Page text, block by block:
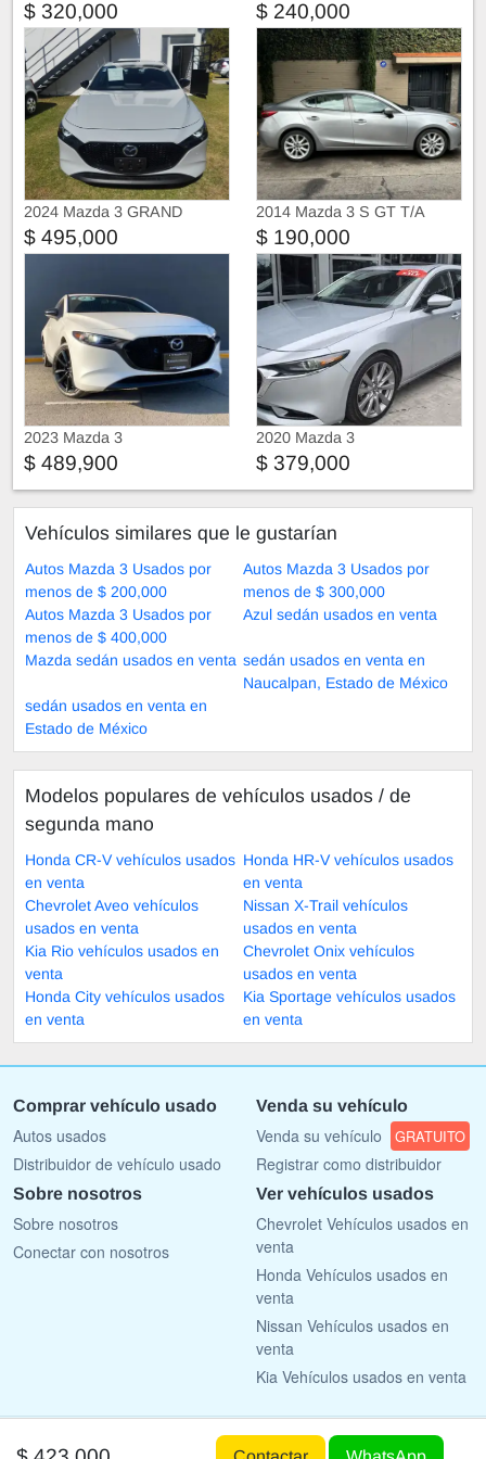
$ 320,000 $ 240,000
2024 Mazda 3 GRAND
TOURING
$ 495,000
2014 Mazda 3 S GT T/A
$ 190,000
2023 Mazda 3
$ 489,900
2020 Mazda 3
$ 379,000
Vehículos similares que le gustarían
Autos Mazda 3 Usados por
menos de $ 200,000
Autos Mazda 3 Usados por
menos de $ 300,000
Autos Mazda 3 Usados por
menos de $ 400,000
Azul sedán usados en venta
Mazda sedán usados en venta sedán usados en venta en
Naucalpan, Estado de México
sedán usados en venta en
Estado de México
Modelos populares de vehículos usados ​​/ de
segunda mano
Honda CR-V vehículos usados
en venta
Honda HR-V vehículos usados
en venta
Chevrolet Aveo vehículos
usados en venta
Nissan X-Trail vehículos
usados en venta
Kia Rio vehículos usados en
venta
Chevrolet Onix vehículos
usados en venta
Honda City vehículos usados
en venta
Kia Sportage vehículos usados
en venta
Comprar vehículo usado
Autos usados
Distribuidor de vehículo usado
Venda su vehículo
Venda su vehículo GRATUITO
Registrar como distribuidor
Sobre nosotros
Sobre nosotros
Conectar con nosotros
Ver vehículos usados
Chevrolet Vehículos usados en
venta
Honda Vehículos usados en
venta
Nissan Vehículos usados en
venta
Kia Vehículos usados en venta
Copyright © 2009 - 2026 AutoList.mx All rights reserved.